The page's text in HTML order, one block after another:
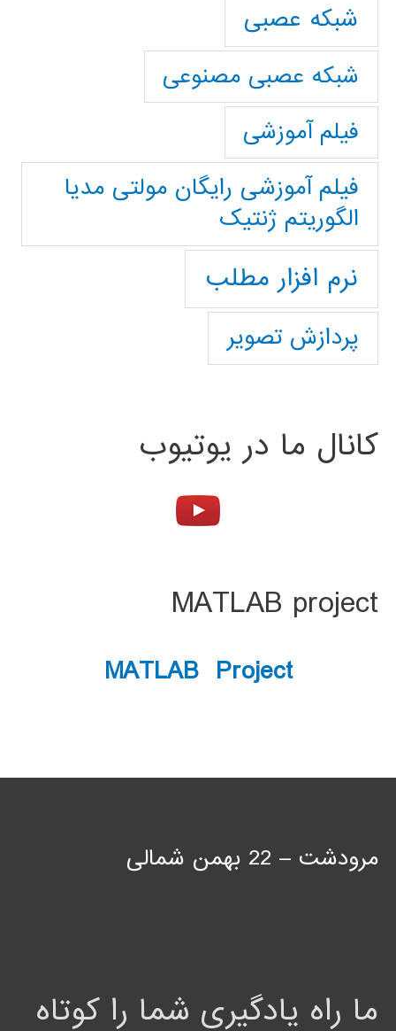
شبکه عصبی
شبکه عصبی مصنوعی
فیلم آموزشی
فیلم آموزشی رایگان مولتی مدیا
الگوریتم ژنتیک
نرم افزار مطلب
پردازش تصویر
کانال ما در یوتیوب
MATLAB project
MATLAB Project
مرودشت – 22 بهمن شمالی
ما راه یادگیری شما را کوتاه